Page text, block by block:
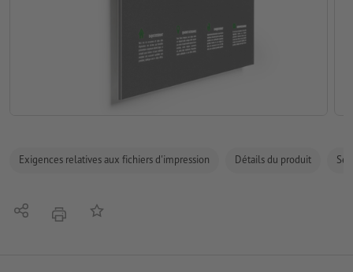
Exigences relatives aux fichiers d'impression Détails du produit
PartagerimprimerAjouter à liste d'article